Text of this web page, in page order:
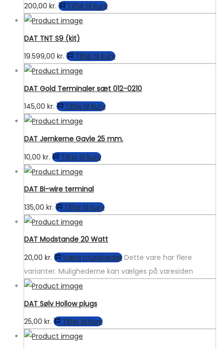
200,00 kr. Tilføj til kurv
DAT TNT S9 (kit)
19.599,00 kr. Tilføj til kurv
DAT Gold Terminaler sæt 012-0210
145,00 kr. Tilføj til kurv
DAT Jernkerne Gavle 25 mm.
10,00 kr. Tilføj til kurv
DAT Bi-wire terminal
135,00 kr. Tilføj til kurv
DAT Modstande 20 Watt
20,00 kr. Vælg muligheder Dette vare har flere
varianter. Mulighederne kan vælges på varesiden
DAT Sølv Hollow plugs
25,00 kr. Tilføj til kurv